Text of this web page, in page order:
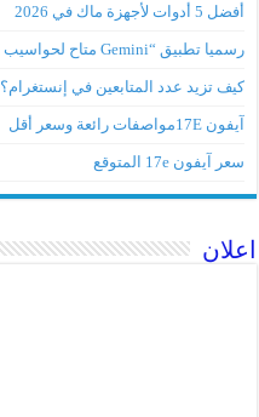
أفضل 5 أدوات لأجهزة ماك في 2026
رسميا تطبيق “Gemini متاح لحواسيب “ماك”
كيف تزيد عدد المتابعين في إنستغرام؟
آيفون 17Eمواصفات رائعة وسعر أقل
سعر آيفون 17e المتوقع
اعلان